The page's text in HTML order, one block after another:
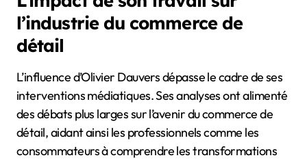
l’industrie du commerce de
détail
L’influence d’Olivier Dauvers dépasse le cadre de ses
interventions médiatiques. Ses analyses ont alimenté
des débats plus larges sur l’avenir du commerce de
détail, aidant ainsi les professionnels comme les
consommateurs à comprendre les transformations